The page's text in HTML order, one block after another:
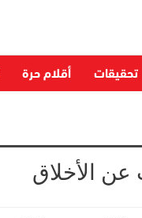
تحقيقات أقلام حرة
الأخلاق